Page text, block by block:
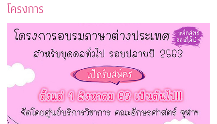
โครงการ